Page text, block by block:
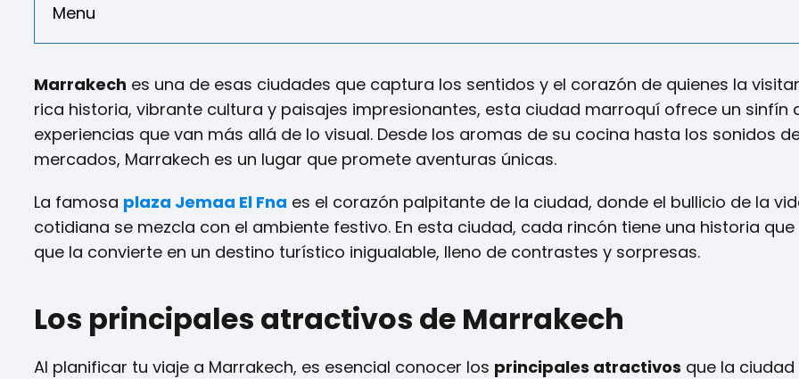
Menu
Marrakech es una de esas ciudades que captura los sentidos y el corazón de quienes la
rica historia, vibrante cultura y paisajes impresionantes, esta ciudad marroquí ofrece un sinfín
experiencias que van más allá de lo visual. Desde los aromas de su cocina hasta los sonidos
mercados, Marrakech es un lugar que promete aventuras únicas.
La famosa plaza Jemaa El Fna es el corazón palpitante de la ciudad, donde el bullicio de la
cotidiana se mezcla con el ambiente festivo. En esta ciudad, cada rincón tiene una historia
que la convierte en un destino turístico inigualable, lleno de contrastes y sorpresas.
Los principales atractivos de Marrakech
Al planificar tu viaje a Marrakech, es esencial conocer los principales atractivos que la